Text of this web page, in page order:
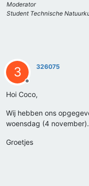
Moderator
Student Technische
3
Offline
326075
Hoi Coco,
Wij hebben ons
woensdag (4 november).
Groetjes